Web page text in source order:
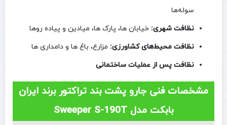
سوله‌ها
نظافت شهری: خیابان‌ ها، پارک‌ ها، میادین و پیاده‌ روها
نظافت محیط‌های کشاورزی: مزارع، باغ‌ ها و دامداری‌ ها
نظافت پس از عملیات ساختمانی
مشخصات فنی جارو پشت بند تراکتور برند ایران
بابکت مدل Sweeper S-190T